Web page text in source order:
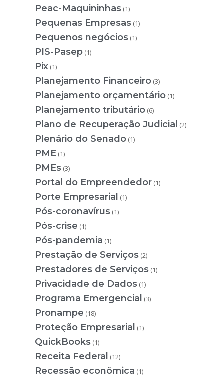
Peac-Maquininhas (1)
Pequenas Empresas (1)
Pequenos negócios (1)
PIS-Pasep (1)
Pix (1)
Planejamento Financeiro (3)
Planejamento orçamentário (1)
Planejamento tributário (6)
Plano de Recuperação Judicial (2)
Plenário do Senado (1)
PME (1)
PMEs (3)
Portal do Empreendedor (1)
Porte Empresarial (1)
Pós-coronavírus (1)
Pós-crise (1)
Pós-pandemia (1)
Prestação de Serviços (2)
Prestadores de Serviços (1)
Privacidade de Dados (1)
Programa Emergencial (3)
Pronampe (18)
Proteção Empresarial (1)
QuickBooks (1)
Receita Federal (12)
Recessão econômica (1)